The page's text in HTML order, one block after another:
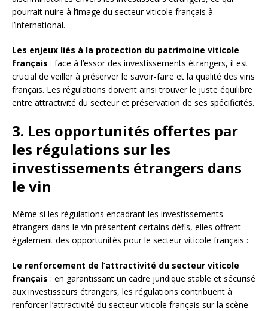
pourrait nuire à l’image du secteur viticole français à
l’international.
Les enjeux liés à la protection du patrimoine viticole
français : face à l’essor des investissements étrangers, il est
crucial de veiller à préserver le savoir-faire et la qualité des vins
français. Les régulations doivent ainsi trouver le juste équilibre
entre attractivité du secteur et préservation de ses spécificités.
3. Les opportunités offertes par
les régulations sur les
investissements étrangers dans
le vin
Même si les régulations encadrant les investissements
étrangers dans le vin présentent certains défis, elles offrent
également des opportunités pour le secteur viticole français :
Le renforcement de l’attractivité du secteur viticole
français : en garantissant un cadre juridique stable et sécurisé
aux investisseurs étrangers, les régulations contribuent à
renforcer l’attractivité du secteur viticole français sur la scène